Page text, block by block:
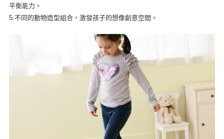
https://aftee.tw/terms/#terms3
３．未成年的使用者請事先徵得法定代理人或監護人之同意方可使用
「AFTEE先享後付」，若未經同意申辦者引起之損失，本公司不負相關責
４．使用「AFTEE先享後付」時，將依據個別帳號之用戶狀況，依本公司即
時審查核予不同之上限額度；若仍有額度不足之情形，本公司將視審查結果
５．嚴禁一人註冊多個帳號或使用他人資訊註冊。若發現惡意使用之情形，
恩沛科技股份有限公司將有權停止該用戶之使用額度並採取法律行動。
平衡能力。
5.不同的動物造型組合，激發孩子的想像創意空間。